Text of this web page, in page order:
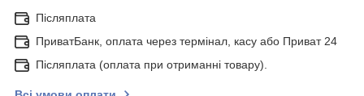
Післяплата
ПриватБанк, оплата через термінал, касу або Приват 24
Післяплата (оплата при отриманні товару).